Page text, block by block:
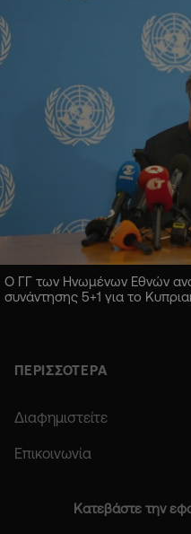
Ο ΓΓ των Ηνωμένων Εθνών
συνάντησης 5+1 για το
ΠΕΡΙΣΣΟΤΕΡΑ
Διαφημιστείτε
Επικοινωνία
Κατεβάστε την